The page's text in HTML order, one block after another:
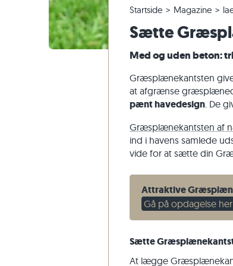
Fliser i kvartsit
Fliser af marmor
Antikke fliser
Vægbeklædning af natursten
Terrassefliser i kalksten
Terrassefliser i marmor
Terrassefliser i kvartsit
Polygonale terrassefliser
Ændring og annullering af ordrer
Forsendelse af prøver
Levering og transport
Panoramisk tur
Havedesign
Levestile
Startside Magazine
Sætte
Med og uden beton:
Græsplænekantsten
at afgrænse
pænt havedesign. De
Græsplænekantsten af
ind i havens samlede
vide for at sætte din
Attraktive
Gå på opdagelse
Sætte
At lægge